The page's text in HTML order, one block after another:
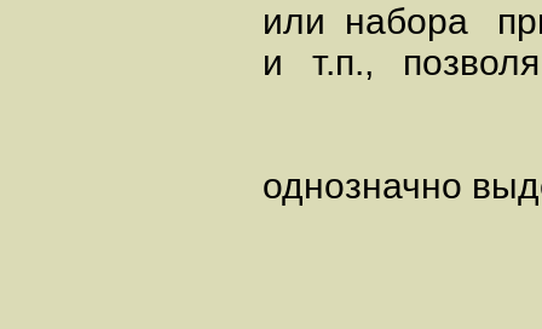
или набора
и т.п.,
однозначно